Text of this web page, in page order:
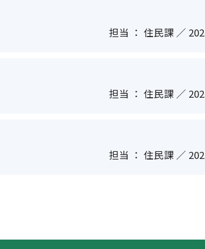
担当 ： 住民課 ／
担当 ： 住民課 ／
担当 ： 住民課 ／